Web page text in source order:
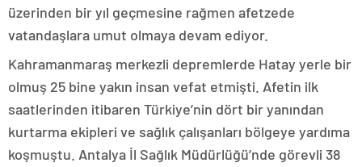
üzerinden bir yıl geçmesine rağmen afetzede
vatandaşlara umut olmaya devam ediyor.
Kahramanmaraş merkezli depremlerde Hatay yerle bir
olmuş 25 bine yakın insan vefat etmişti. Afetin ilk
saatlerinden itibaren Türkiye’nin dört bir yanından
kurtarma ekipleri ve sağlık çalışanları bölgeye yardıma
koşmuştu. Antalya İl Sağlık Müdürlüğü’nde görevli 38